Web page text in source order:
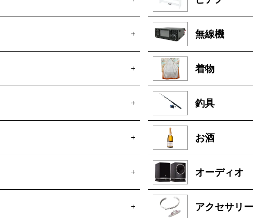
+
+
+
+
+
+
無線機
着物
釣具
お酒
オーディオ
アクセサリー